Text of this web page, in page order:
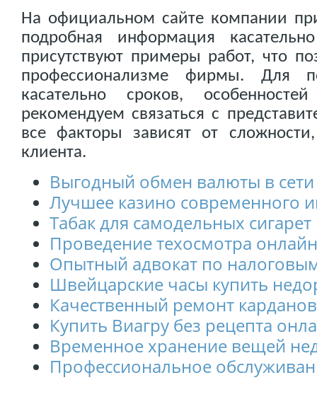
На официальном сайте компании
подробная информация
присутствуют примеры работ, что
профессионализме фирмы. Для
касательно сроков,
рекомендуем связаться с
все факторы зависят от
клиента.
Выгодный обмен валюты в сети
Лучшее казино современного
Табак для самодельных
Проведение техосмотра
Опытный адвокат по
Швейцарские часы купить
Качественный ремонт
Купить Виагру без рецепта
Временное хранение вещей
Профессиональное